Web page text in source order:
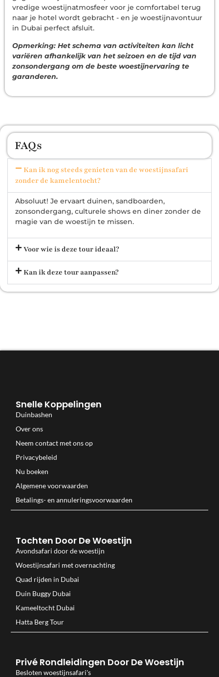
vredige woestijnatmosfeer voor je comfortabel terug
naar je hotel wordt gebracht - en je woestijnavontuur
in Dubai perfect afsluit.
Opmerking: Het schema van activiteiten kan licht
variëren afhankelijk van het seizoen en de tijd van
zonsondergang om de beste woestijnervaring te
garanderen.
FAQs
Kan ik nog steeds genieten van de woestijnsafari
zonder de kamelentocht?
Absoluut! Je ervaart duinen, sandboarden,
zonsondergang, culturele shows en diner zonder de
magie van de woestijn te missen.
Voor wie is deze tour ideaal?
Kan ik deze tour aanpassen?
Snelle Koppelingen
Duinbashen
Over ons
Neem contact met ons op
Privacybeleid
Nu boeken
Algemene voorwaarden
Betalings- en annuleringsvoorwaarden
Tochten Door De Woestijn
Avondsafari door de woestijn
Woestijnsafari met overnachting
Quad rijden in Dubai
Duin Buggy Dubai
Kameeltocht Dubai
Hatta Berg Tour
Privé Rondleidingen Door De Woestijn
Besloten woestijnsafari's